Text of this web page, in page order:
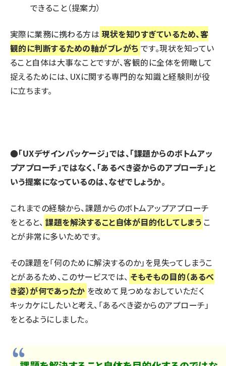
できること（提案力）
実際に業務に携わる方は 現状を知りすぎているため、客
観的に判断するための軸がブレがち です。現状を知ってい
ること自体は大事なことですが、客観的に全体を俯瞰して
捉えるためには、UXに関する専門的な知識と経験則が役
に立ちます。
●「UXデザインパッケージ」では、「課題からのボトムアッ
プアプローチ」ではなく、「あるべき姿からのアプローチ」と
いう提案になっているのは、なぜでしょうか。
これまでの経験から、課題からのボトムアップアプローチ
をとると、 課題を解決すること自体が目的化してしまう こ
とが非常に多いためです。
その課題を「何のために解決するのか」を見失ってしまうこ
とがあるため、このサービスでは、 そもそもの目的（あるべ
き姿）が何であったか を改めて見つめなおしていただく
キッカケにしたいと考え、「あるべき姿からのアプローチ」
をとるようにしました。